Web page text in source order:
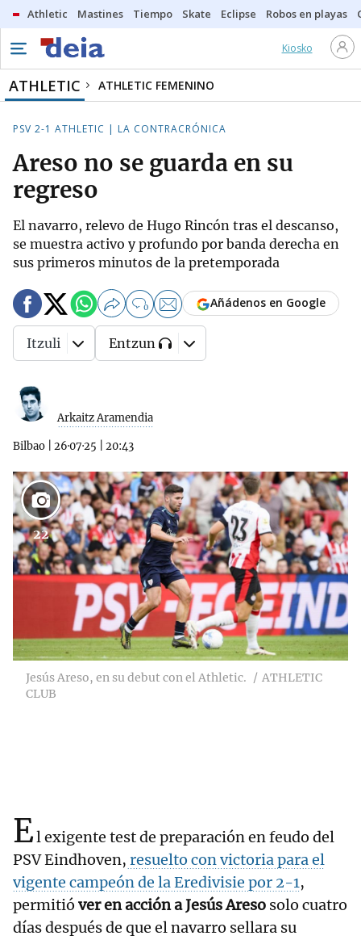
Athletic Mastines Tiempo Skate Eclipse Robos en playas
Kiosko
ATHLETIC ATHLETIC FEMENINO
PSV 2-1 ATHLETIC | LA CONTRACRÓNICA
Areso no se guarda en su
regreso
El navarro, relevo de Hugo Rincón tras el descanso,
se muestra activo y profundo por banda derecha en
sus primeros minutos de la pretemporada
Arkaitz Aramendia
Bilbao 26·07·25 20:43
0 Añádenos en Google
Itzuli Entzun
22
Jesús Areso, en su debut con el Athletic.
ATHLETIC
CLUB
El exigente test de preparación en feudo del
PSV Eindhoven, resuelto con victoria para el
vigente campeón de la Eredivisie por 2-1,
permitió ver en acción a Jesús Areso solo cuatro
días después de que el navarro sellara su